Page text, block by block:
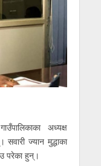
अध्यक्ष
ज्यान मुद्धाका
परेका हुन्।